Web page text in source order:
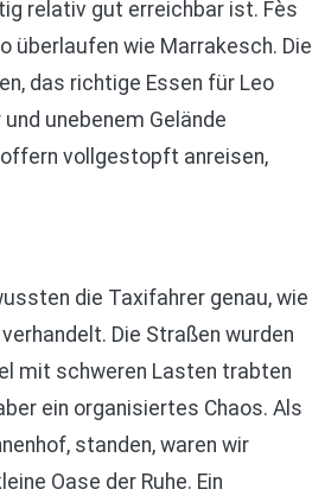
relativ gut erreichbar ist. Fès
überlaufen wie Marrakesch. Die
das richtige Essen für Leo
unebenem Gelände
vollgestopft anreisen,
die Taxifahrer genau, wie
Die Straßen wurden
mit schweren Lasten trabten
ein organisiertes Chaos. Als
standen, waren wir
Oase der Ruhe. Ein